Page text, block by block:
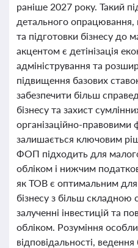
раніше 2027 року. Такий
детального опрацювання,
та підготовки бізнесу до
акцентом є детінізація
адміністрування та
підвищення базових
забезпечити більш
бізнесу та захист
організаційно-
залишається ключовим
ФОП підходить для
обліком і нижчим
як ТОВ є оптимальним для
бізнесу з більш
залученні інвестицій та
обліком. Розуміння
відповідальності, ведення